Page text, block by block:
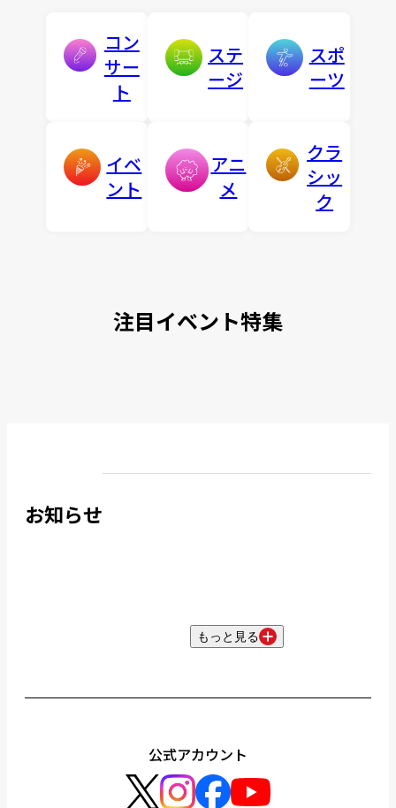
コン
サー
ト
ステ
ージ
スポ
ーツ
イベ
ント
アニ
メ
クラ
シッ
ク
注目イベント特集
お知らせ
もっと見る
公式アカウント